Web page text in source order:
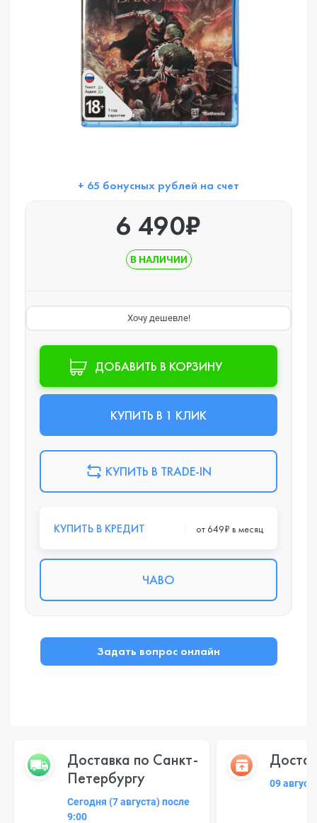
+ 65 бонусных рублей на счет
6 490₽
В НАЛИЧИИ
Хочу дешевле!
ДОБАВИТЬ В КОРЗИНУ
КУПИТЬ В 1 КЛИК
КУПИТЬ В TRADE-IN
КУПИТЬ В КРЕДИТ от 649₽ в месяц
ЧАВО
Задать вопрос онлайн
Доставка по Санкт-
Петербургу
Сегодня (7 августа) после
9:00
09